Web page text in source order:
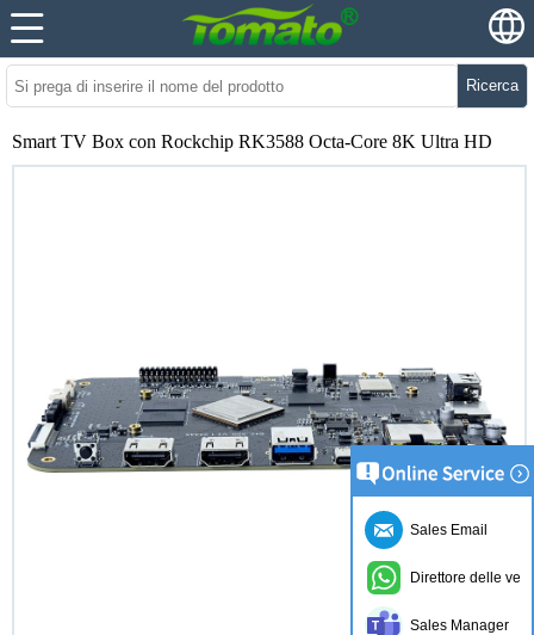
Ricerca
Smart TV Box con Rockchip RK3588 Octa-Core 8K Ultra HD
Sales Email
Direttore delle
Sales Manager